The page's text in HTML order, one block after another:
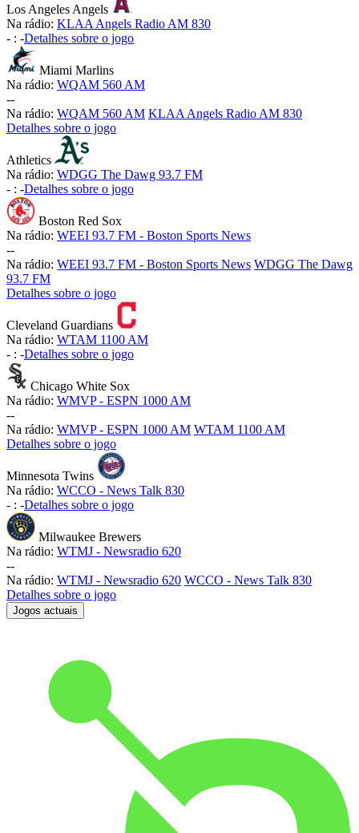
Los Angeles Angels
Na rádio: KLAA Angels Radio AM 830
- : -Detalhes sobre o jogo
Miami Marlins
Na rádio: WQAM 560 AM
--
Na rádio: WQAM 560 AM KLAA Angels Radio AM 830
Detalhes sobre o jogo
Athletics
Na rádio: WDGG The Dawg 93.7 FM
- : -Detalhes sobre o jogo
Boston Red Sox
Na rádio: WEEI 93.7 FM - Boston Sports News
--
Na rádio: WEEI 93.7 FM - Boston Sports News WDGG The Dawg
93.7 FM
Detalhes sobre o jogo
Cleveland Guardians
Na rádio: WTAM 1100 AM
- : -Detalhes sobre o jogo
Chicago White Sox
Na rádio: WMVP - ESPN 1000 AM
--
Na rádio: WMVP - ESPN 1000 AM WTAM 1100 AM
Detalhes sobre o jogo
Minnesota Twins
Na rádio: WCCO - News Talk 830
- : -Detalhes sobre o jogo
Milwaukee Brewers
Na rádio: WTMJ - Newsradio 620
--
Na rádio: WTMJ - Newsradio 620 WCCO - News Talk 830
Detalhes sobre o jogo
Jogos actuais